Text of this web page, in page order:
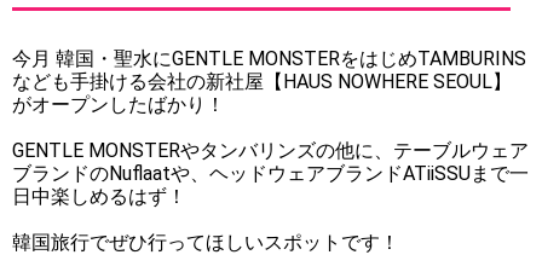
今月 韓国・聖水にGENTLE MONSTERをはじめTAMBURINS
なども手掛ける会社の新社屋【HAUS NOWHERE SEOUL】
がオープンしたばかり！
GENTLE MONSTERやタンバリンズの他に、テーブルウェア
ブランドのNuflaatや、ヘッドウェアブランドATiiSSUまで一
日中楽しめるはず！
韓国旅行でぜひ行ってほしいスポットです！